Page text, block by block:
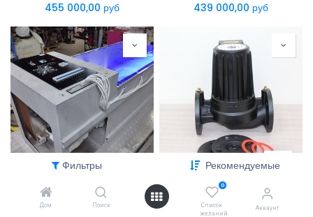
Фильтры Рекомендуемые
Дом Поиск
0
Список
желаний
Аккаунт
455 000,00 руб 439 000,00 руб
395 000,00руб 35 000,00 руб